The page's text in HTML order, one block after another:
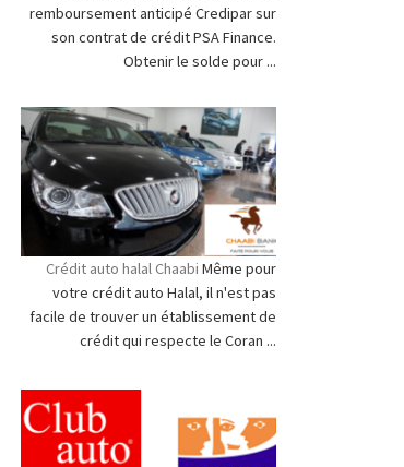
remboursement anticipé Credipar sur
son contrat de crédit PSA Finance.
Obtenir le solde pour ...
Crédit auto halal Chaabi Même pour
votre crédit auto Halal, il n'est pas
facile de trouver un établissement de
crédit qui respecte le Coran ...